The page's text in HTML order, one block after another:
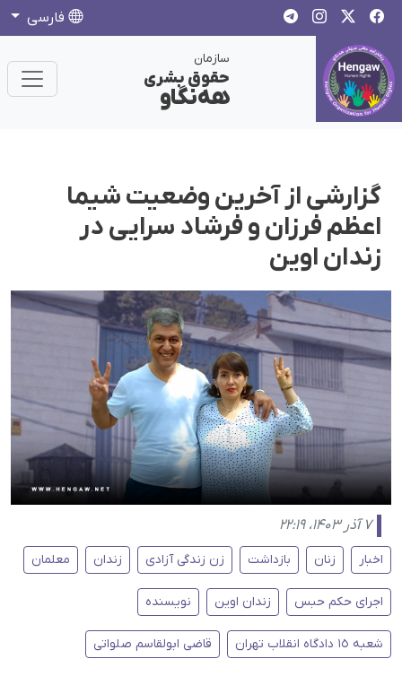
فارسی
سازمان
حقوق بشری
هەنگاو
گزارشی از آخرین وضعیت شیما
اعظم فرزان و فرشاد سرایی در
زندان اوین
۷ آذر ۱۴۰۳، ۲۲:۱۹
اخبار زنان بازداشت زن زندگی آزادی زندان معلمان
اجرای حکم حبس زندان اوین نویسنده
شعبه ١٥ دادگاه انقلاب تهران قاضی ابولقاسم صلواتی